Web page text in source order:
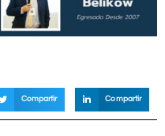
Compartir Compartir